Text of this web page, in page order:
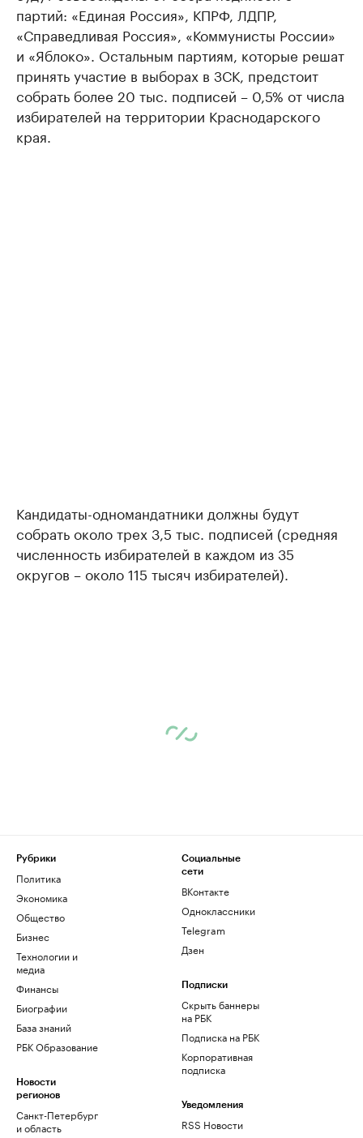
партий: «Единая Россия», КПРФ, ЛДПР,
«Справедливая Россия», «Коммунисты России»
и «Яблоко». Остальным партиям, которые решат
принять участие в выборах в ЗСК, предстоит
собрать более 20 тыс. подписей – 0,5% от числа
избирателей на территории Краснодарского
края.
Кандидаты-одномандатники должны будут
собрать около трех 3,5 тыс. подписей (средняя
численность избирателей в каждом из 35
округов – около 115 тысяч избирателей).
Рубрики
Политика
Экономика
Общество
Бизнес
Технологии и
медиа
Финансы
Биографии
База знаний
РБК Образование
Новости
регионов
Санкт-Петербург
и область
Социальные
сети
ВКонтакте
Одноклассники
Telegram
Дзен
Подписки
Скрыть баннеры
на РБК
Подписка на РБК
Корпоративная
подписка
Уведомления
RSS Новости